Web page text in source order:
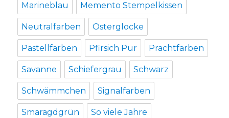
Marineblau Memento Stempelkissen
Neutralfarben Osterglocke
Pastellfarben Pfirsich Pur Prachtfarben
Savanne Schiefergrau Schwarz
Schwämmchen Signalfarben
Smaragdgrün So viele Jahre